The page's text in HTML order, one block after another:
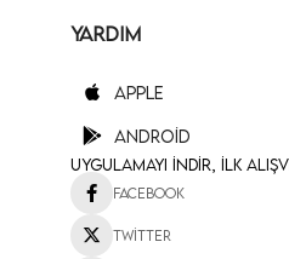
YARDIM
Apple
Android
Uygulamayı İndir, İlk
Facebook
Twitter